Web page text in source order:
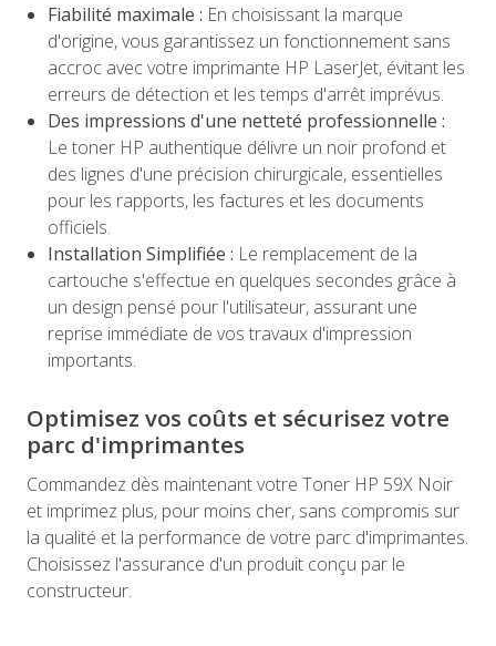
Fiabilité maximale : En choisissant la marque
d'origine, vous garantissez un fonctionnement sans
accroc avec votre imprimante HP LaserJet, évitant les
erreurs de détection et les temps d'arrêt imprévus.
Des impressions d'une netteté professionnelle :
Le toner HP authentique délivre un noir profond et
des lignes d'une précision chirurgicale, essentielles
pour les rapports, les factures et les documents
officiels.
Installation Simplifiée : Le remplacement de la
cartouche s'effectue en quelques secondes grâce à
un design pensé pour l'utilisateur, assurant une
reprise immédiate de vos travaux d'impression
importants.
Optimisez vos coûts et sécurisez votre
parc d'imprimantes
Commandez dès maintenant votre Toner HP 59X Noir
et imprimez plus, pour moins cher, sans compromis sur
la qualité et la performance de votre parc d'imprimantes.
Choisissez l'assurance d'un produit conçu par le
constructeur.